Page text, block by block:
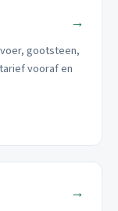
→
gootsteen,
vooraf en
→